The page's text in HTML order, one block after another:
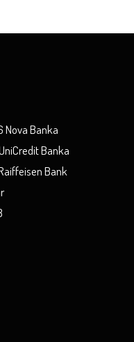
Banka
Banka
Bank